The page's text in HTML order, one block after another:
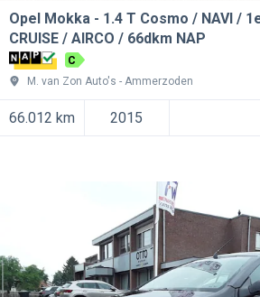
Opel Mokka
1.4 T Cosmo / NAVI /
CRUISE / AIRCO / 66dkm NAP
C
M. van Zon Auto's
Ammerzoden
66.012 km 2015